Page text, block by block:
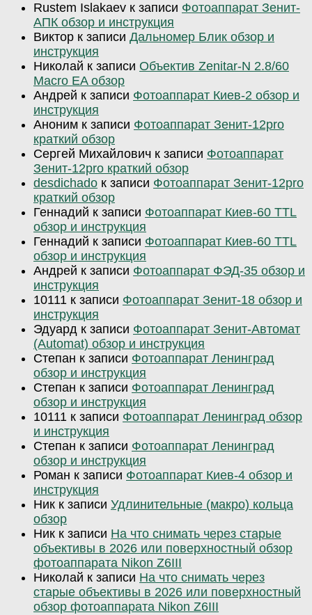
Rustem Islakaev к записи Фотоаппарат Зенит-
АПК обзор и инструкция
Виктор к записи Дальномер Блик обзор и
инструкция
Николай к записи Объектив Zenitar-N 2.8/60
Macro EA обзор
Андрей к записи Фотоаппарат Киев-2 обзор и
инструкция
Аноним к записи Фотоаппарат Зенит-12pro
краткий обзор
Сергей Михайлович к записи Фотоаппарат
Зенит-12pro краткий обзор
desdichado к записи Фотоаппарат Зенит-12pro
краткий обзор
Геннадий к записи Фотоаппарат Киев-60 TTL
обзор и инструкция
Геннадий к записи Фотоаппарат Киев-60 TTL
обзор и инструкция
Андрей к записи Фотоаппарат ФЭД-35 обзор и
инструкция
10111 к записи Фотоаппарат Зенит-18 обзор и
инструкция
Эдуард к записи Фотоаппарат Зенит-Автомат
(Automat) обзор и инструкция
Степан к записи Фотоаппарат Ленинград
обзор и инструкция
Степан к записи Фотоаппарат Ленинград
обзор и инструкция
10111 к записи Фотоаппарат Ленинград обзор
и инструкция
Степан к записи Фотоаппарат Ленинград
обзор и инструкция
Роман к записи Фотоаппарат Киев-4 обзор и
инструкция
Ник к записи Удлинительные (макро) кольца
обзор
Ник к записи На что снимать через старые
объективы в 2026 или поверхностный обзор
фотоаппарата Nikon Z6III
Николай к записи На что снимать через
старые объективы в 2026 или поверхностный
обзор фотоаппарата Nikon Z6III